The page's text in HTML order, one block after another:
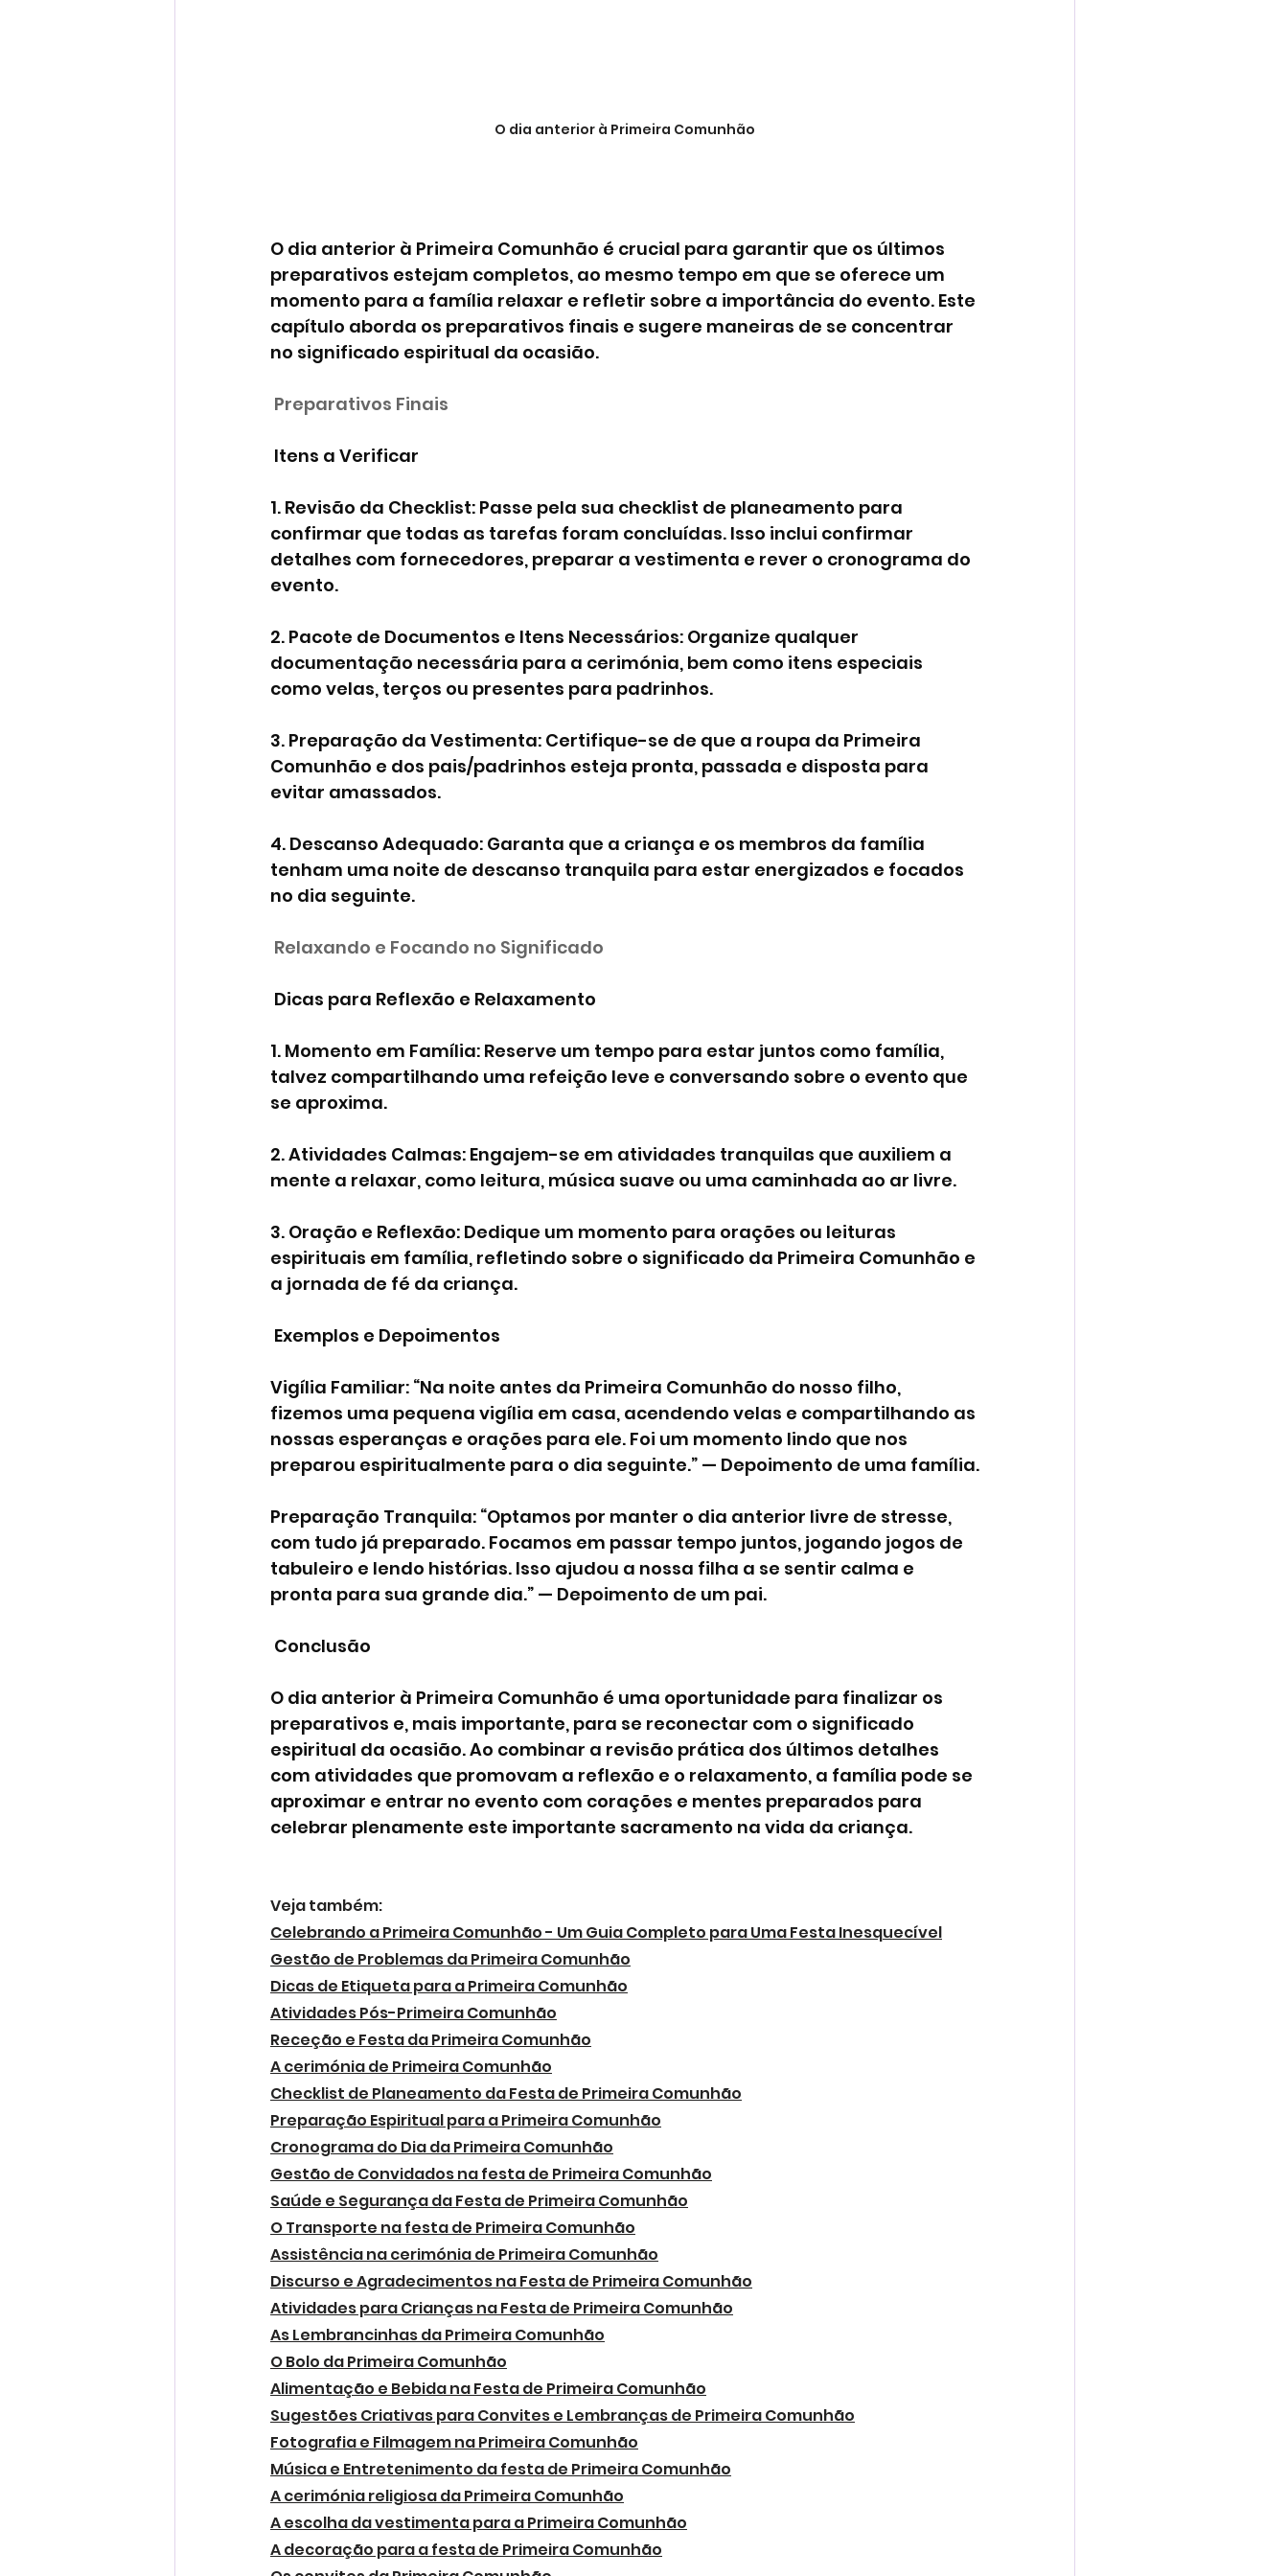
O dia anterior à Primeira Comunhão
O dia anterior à Primeira Comunhão é crucial para garantir que os últimos
preparativos estejam completos, ao mesmo tempo em que se oferece um
momento para a família relaxar e refletir sobre a importância do evento. Este
capítulo aborda os preparativos finais e sugere maneiras de se concentrar
no significado espiritual da ocasião.
Preparativos Finais
Itens a Verificar
1. Revisão da Checklist: Passe pela sua checklist de planeamento para
confirmar que todas as tarefas foram concluídas. Isso inclui confirmar
detalhes com fornecedores, preparar a vestimenta e rever o cronograma do
evento.
2. Pacote de Documentos e Itens Necessários: Organize qualquer
documentação necessária para a cerimónia, bem como itens especiais
como velas, terços ou presentes para padrinhos.
3. Preparação da Vestimenta: Certifique-se de que a roupa da Primeira
Comunhão e dos pais/padrinhos esteja pronta, passada e disposta para
evitar amassados.
4. Descanso Adequado: Garanta que a criança e os membros da família
tenham uma noite de descanso tranquila para estar energizados e focados
no dia seguinte.
Relaxando e Focando no Significado
Dicas para Reflexão e Relaxamento
1. Momento em Família: Reserve um tempo para estar juntos como família,
talvez compartilhando uma refeição leve e conversando sobre o evento que
se aproxima.
2. Atividades Calmas: Engajem-se em atividades tranquilas que auxiliem a
mente a relaxar, como leitura, música suave ou uma caminhada ao ar livre.
3. Oração e Reflexão: Dedique um momento para orações ou leituras
espirituais em família, refletindo sobre o significado da Primeira Comunhão e
a jornada de fé da criança.
Exemplos e Depoimentos
Vigília Familiar: “Na noite antes da Primeira Comunhão do nosso filho,
fizemos uma pequena vigília em casa, acendendo velas e compartilhando as
nossas esperanças e orações para ele. Foi um momento lindo que nos
preparou espiritualmente para o dia seguinte.” — Depoimento de uma família.
Preparação Tranquila: “Optamos por manter o dia anterior livre de stresse,
com tudo já preparado. Focamos em passar tempo juntos, jogando jogos de
tabuleiro e lendo histórias. Isso ajudou a nossa filha a se sentir calma e
pronta para sua grande dia.” — Depoimento de um pai.
Conclusão
O dia anterior à Primeira Comunhão é uma oportunidade para finalizar os
preparativos e, mais importante, para se reconectar com o significado
espiritual da ocasião. Ao combinar a revisão prática dos últimos detalhes
com atividades que promovam a reflexão e o relaxamento, a família pode se
aproximar e entrar no evento com corações e mentes preparados para
celebrar plenamente este importante sacramento na vida da criança.
Veja também:
Celebrando a Primeira Comunhão - Um Guia Completo para Uma Festa Inesquecível
Gestão de Problemas da Primeira Comunhão
Dicas de Etiqueta para a Primeira Comunhão
Atividades Pós-Primeira Comunhão
Receção e Festa da Primeira Comunhão
A cerimónia de Primeira Comunhão
Checklist de Planeamento da Festa de Primeira Comunhão
Preparação Espiritual para a Primeira Comunhão
Cronograma do Dia da Primeira Comunhão
Gestão de Convidados na festa de Primeira Comunhão
Saúde e Segurança da Festa de Primeira Comunhão
O Transporte na festa de Primeira Comunhão
Assistência na cerimónia de Primeira Comunhão
Discurso e Agradecimentos na Festa de Primeira Comunhão
Atividades para Crianças na Festa de Primeira Comunhão
As Lembrancinhas da Primeira Comunhão
O Bolo da Primeira Comunhão
Alimentação e Bebida na Festa de Primeira Comunhão
Sugestões Criativas para Convites e Lembranças de Primeira Comunhão
Fotografia e Filmagem na Primeira Comunhão
Música e Entretenimento da festa de Primeira Comunhão
A cerimónia religiosa da Primeira Comunhão
A escolha da vestimenta para a Primeira Comunhão
A decoração para a festa de Primeira Comunhão